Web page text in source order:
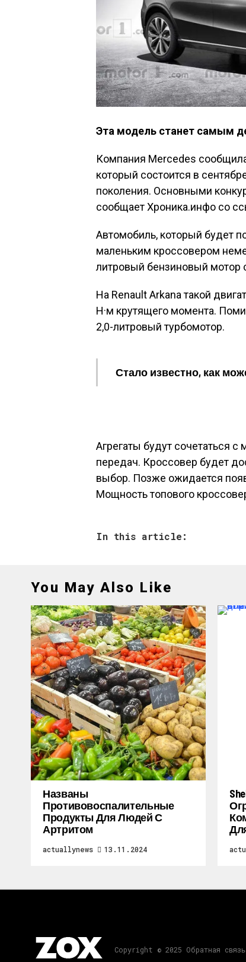
Эта модель станет самым
Компания Mercedes
который состоится в
поколения. Основными
сообщает Хроника.инфо со
Автомобиль, который будет
маленьким кроссовером
литровый бензиновый мотор
На Renault Arkana такой
Н·м крутящего момента.
2,0-литровый турбомотор.
Стало известно, как
Агрегаты будут сочетаться
передач. Кроссовер будет
выбор. Позже ожидается
Мощность топового
In this article:
You May Also Like
Названы
Противовоспалительные
Продукты Для Людей С
Артритом
actuallynews 13.11.2024
Copyright © 2025 Обратная